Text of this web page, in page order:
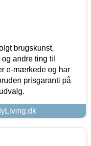
brugskunst,
andre ting til
e-mærkede og har
prisgaranti på